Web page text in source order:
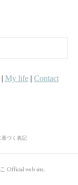
づく表記
Official web site.